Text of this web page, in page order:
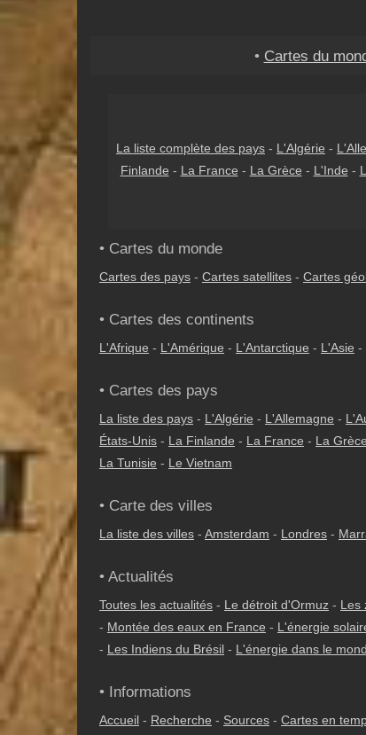
• Cartes du
La liste complète des pays - L'Algérie -
Finlande - La France - La Grèce - L'Inde -
• Cartes du monde
Cartes des pays - Cartes satellites - Cartes
• Cartes des continents
L'Afrique - L'Amérique - L'Antarctique - L'Asie -
• Cartes des pays
La liste des pays - L'Algérie - L'Allemagne -
États-Unis - La Finlande - La France - La Grèce
La Tunisie - Le Vietnam
• Carte des villes
La liste des villes - Amsterdam - Londres -
• Actualités
Toutes les actualités - Le détroit d'Ormuz - Les
- Montée des eaux en France - L'énergie
- Les Indiens du Brésil - L'énergie dans le
• Informations
Accueil - Recherche - Sources - Cartes en